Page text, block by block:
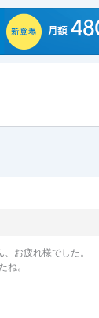
お疲れ様でした。
ね。